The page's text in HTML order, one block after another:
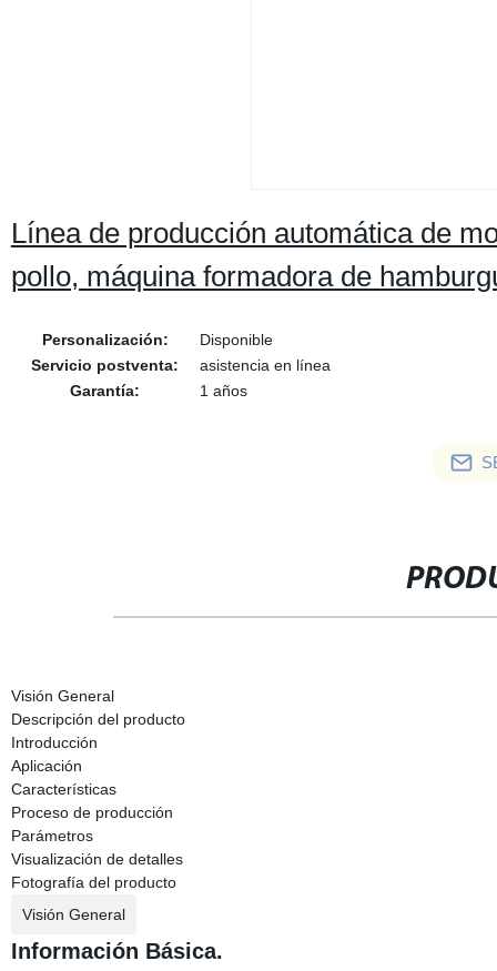
Línea de producción automática de
pollo, máquina formadora de
Personalización:
Disponible
Servicio postventa:
asistencia en línea
Garantía:
1 años
Visión General
Descripción del producto
Introducción
Aplicación
Características
Proceso de producción
Parámetros
Visualización de detalles
Fotografía del producto
Visión General
Información Básica.